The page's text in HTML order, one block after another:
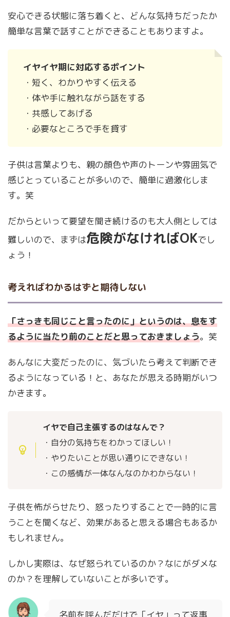
安心できる状態に落ち着くと、どんな気持ちだったか
簡単な言葉で話すことができることもありますよ。
イヤイヤ期に対応するポイント
・短く、わかりやすく伝える
・体や手に触れながら話をする
・共感してあげる
・必要なところで手を貸す
子供は言葉よりも、親の顔色や声のトーンや雰囲気で
感じとっていることが多いので、簡単に過激化しま
す。笑
だからといって要望を聞き続けるのも大人側としては
難しいので、まずは危険がなければOKでし
ょう！
考えればわかるはずと期待しない
「さっきも同じこと言ったのに」というのは、息をす
るように当たり前のことだと思っておきましょう。笑
あんなに大変だったのに、気づいたら考えて判断でき
るようになっている！と、あなたが思える時期がいつ
かきます。
イヤで自己主張するのはなんで？
・自分の気持ちをわかってほしい！
・やりたいことが思い通りにできない！
・この感情が一体なんなのかわからない！
子供を怖がらせたり、怒ったりすることで一時的に言
うことを聞くなど、効果があると思える場合もあるか
もしれません。
しかし実際は、なぜ怒られているのか？なにがダメな
のか？を理解していないことが多いです。
名前を呼んだだけで「イヤ」って返事